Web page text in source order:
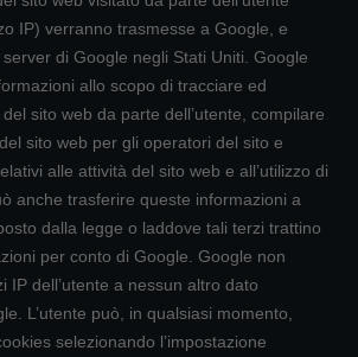
IP) verranno trasmesse a Google, e
di Google negli Stati Uniti. Google
allo scopo di tracciare ed
sito web da parte dell’utente, compilare
sito web per gli operatori del sito e
alle attività del sito web e all’utilizzo di
anche trasferire queste informazioni a
dalla legge o laddove tali terzi trattino
per conto di Google. Google non
IP dell’utente a nessun altro dato
L’utente può, in qualsiasi momento,
selezionando l’impostazione